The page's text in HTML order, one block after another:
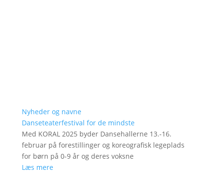
Nyheder og navne
Danseteaterfestival for de mindste
Med KORAL 2025 byder Dansehallerne 13.-16.
februar på forestillinger og koreografisk legeplads
for børn på 0-9 år og deres voksne
Læs mere